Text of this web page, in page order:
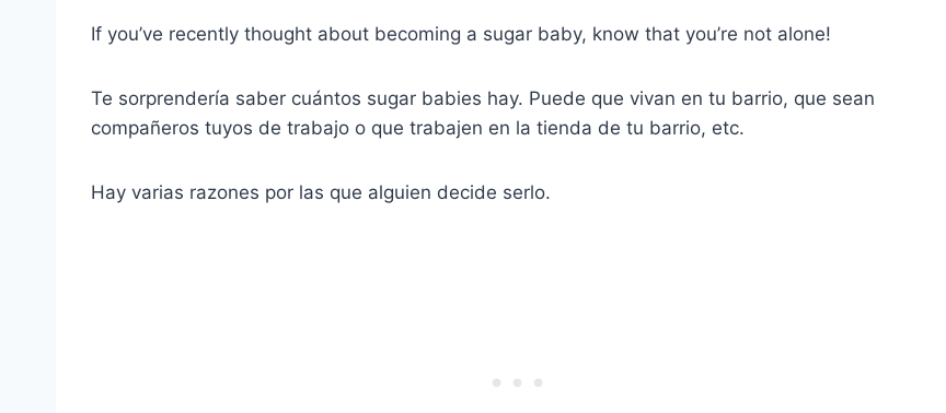
If you’ve recently thought about becoming a sugar baby, know that you’re not alone!
Te sorprendería saber cuántos sugar babies hay. Puede que vivan en tu barrio, que sean
compañeros tuyos de trabajo o que trabajen en la tienda de tu barrio, etc.
Hay varias razones por las que alguien decide serlo.